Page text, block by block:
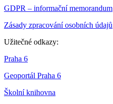
GDPR – informační memorandum
Zásady zpracování osobních údajů
Užitečné odkazy:
Praha 6
Geoportál Praha 6
Školní knihovna